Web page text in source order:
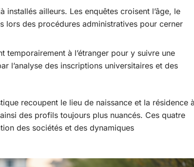
installés ailleurs. Les enquêtes croisent l’âge, le
lors des procédures administratives pour cerner
temporairement à l’étranger pour y suivre une
l’analyse des inscriptions universitaires et des
recoupent le lieu de naissance et la résidence
des profils toujours plus nuancés. Ces quatre
des sociétés et des dynamiques